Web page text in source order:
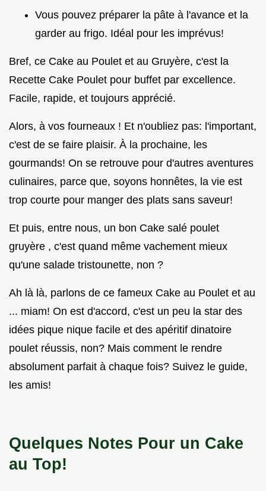
Vous pouvez préparer la pâte à l'avance et la
garder au frigo. Idéal pour les imprévus!
Bref, ce Cake au Poulet et au Gruyère, c'est la
Recette Cake Poulet pour buffet par excellence.
Facile, rapide, et toujours apprécié.
Alors, à vos fourneaux ! Et n'oubliez pas: l'important,
c'est de se faire plaisir. À la prochaine, les
gourmands! On se retrouve pour d'autres aventures
culinaires, parce que, soyons honnêtes, la vie est
trop courte pour manger des plats sans saveur!
Et puis, entre nous, un bon Cake salé poulet
gruyère , c'est quand même vachement mieux
qu'une salade tristounette, non ?
Ah là là, parlons de ce fameux Cake au Poulet et au
... miam! On est d'accord, c'est un peu la star des
idées pique nique facile et des apéritif dinatoire
poulet réussis, non? Mais comment le rendre
absolument parfait à chaque fois? Suivez le guide,
les amis!
Quelques Notes Pour un Cake
au Top!